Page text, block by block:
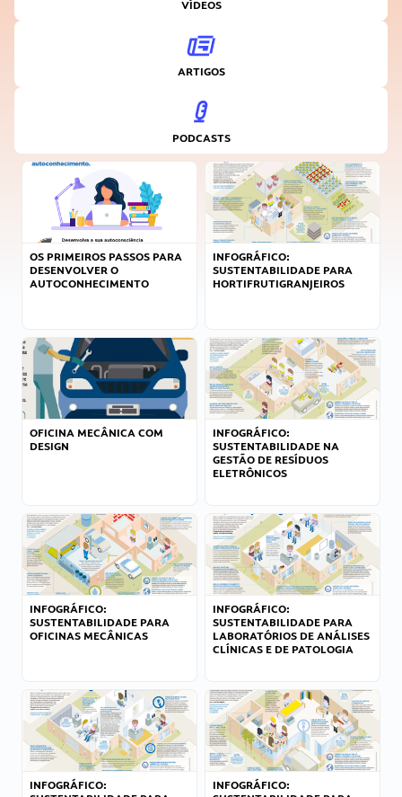
VÍDEOS
ARTIGOS
PODCASTS
OS PRIMEIROS PASSOS PARA
DESENVOLVER O
AUTOCONHECIMENTO
INFOGRÁFICO:
SUSTENTABILIDADE PARA
HORTIFRUTIGRANJEIROS
OFICINA MECÂNICA COM
DESIGN
INFOGRÁFICO:
SUSTENTABILIDADE NA
GESTÃO DE RESÍDUOS
ELETRÔNICOS
INFOGRÁFICO:
SUSTENTABILIDADE PARA
OFICINAS MECÂNICAS
INFOGRÁFICO:
SUSTENTABILIDADE PARA
LABORATÓRIOS DE ANÁLISES
CLÍNICAS E DE PATOLOGIA
INFOGRÁFICO:
INFOGRÁFICO: